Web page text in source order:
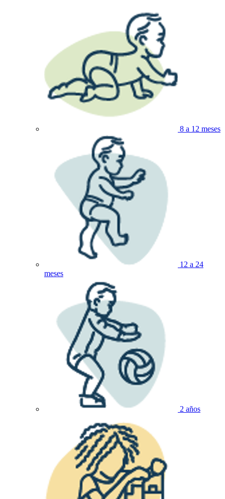
8 a 12 meses
12 a 24
meses
2 años